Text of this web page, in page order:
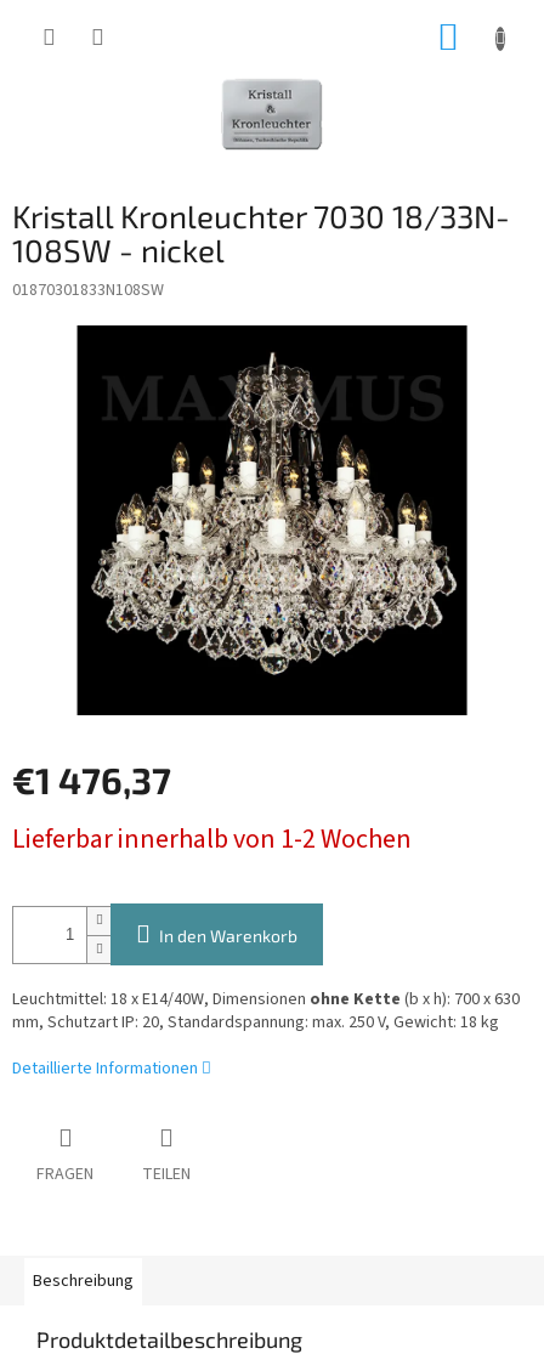
Kristall Kronleuchter 7030 18/33N-
108SW - nickel
01870301833N108SW
€1 476,37
Lieferbar innerhalb von 1-2 Wochen
In den Warenkorb
Leuchtmittel: 18 x E14/40W, Dimensionen ohne Kette (b x h): 700 x 630
mm, Schutzart IP: 20, Standardspannung: max. 250 V, Gewicht: 18 kg
Detaillierte Informationen
FRAGEN TEILEN
Beschreibung
Produktdetailbeschreibung